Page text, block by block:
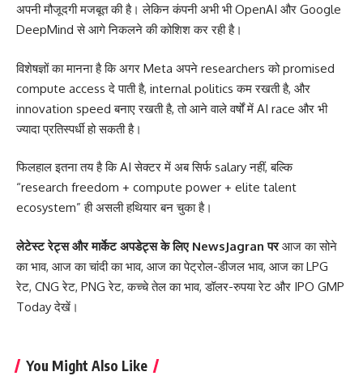
अपनी मौजूदगी मजबूत की है। लेकिन कंपनी अभी भी OpenAI और Google
DeepMind से आगे निकलने की कोशिश कर रही है।
विशेषज्ञों का मानना है कि अगर Meta अपने researchers को promised
compute access दे पाती है, internal politics कम रखती है, और
innovation speed बनाए रखती है, तो आने वाले वर्षों में AI race और भी
ज्यादा प्रतिस्पर्धी हो सकती है।
फिलहाल इतना तय है कि AI सेक्टर में अब सिर्फ salary नहीं, बल्कि
“research freedom + compute power + elite talent
ecosystem” ही असली हथियार बन चुका है।
लेटेस्ट रेट्स और मार्केट अपडेट्स के लिए NewsJagran पर आज का सोने
का भाव, आज का चांदी का भाव, आज का पेट्रोल-डीजल भाव, आज का LPG
रेट, CNG रेट, PNG रेट,कच्चे तेल का भाव,डॉलर-रुपया रेट और IPO GMP
Todayदेखें।
You Might Also Like